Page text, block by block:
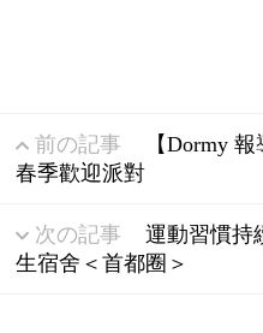
前の記事
【Dormy
春季歡迎派對
次の記事
運動習慣持
生宿舍＜首都圈＞